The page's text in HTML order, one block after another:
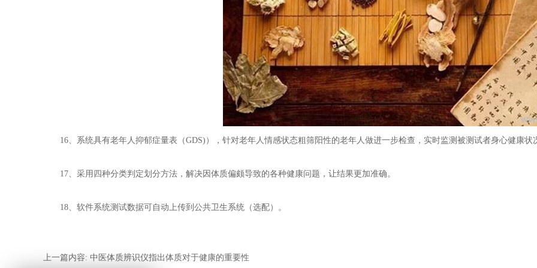
16、系统具有老年人抑郁症量表（GDS)），针对老年人情感状态粗筛阳性的老年人做进一步检查，实时监测被测试者身心健康状
17、采用四种分类判定划分方法，解决因体质偏颇导致的各种健康问题，让结果更加准确。
18、软件系统测试数据可自动上传到公共卫生系统（选配）。
上一篇内容: 中医体质辨识仪指出体质对于健康的重要性